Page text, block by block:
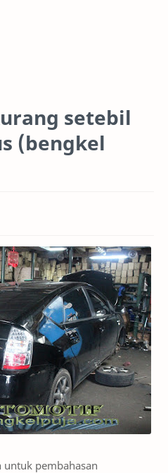
SYSTEM
setebil
(bengkel
untuk pembahasan